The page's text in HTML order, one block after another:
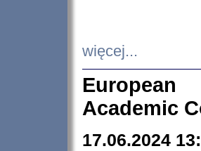
więcej...
European
Academic
17.06.2024